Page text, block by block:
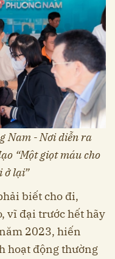
Nam - Nơi diễn ra
“Một giọt máu cho
ở lại”
biết cho đi,
vĩ đại trước hết hãy
2023, hiến
hoạt động thường